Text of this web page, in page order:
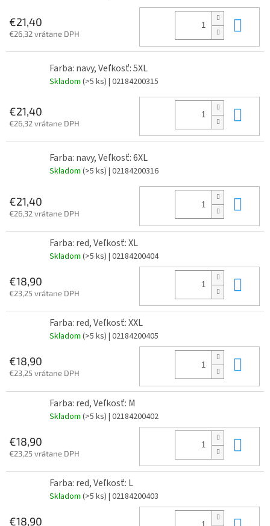
€21,40
€26,32 vrátane DPH
Farba: navy, Veľkosť: 5XL
Skladom (>5 ks) | 02184200315
€21,40
€26,32 vrátane DPH
Farba: navy, Veľkosť: 6XL
Skladom (>5 ks) | 02184200316
€21,40
€26,32 vrátane DPH
Farba: red, Veľkosť: XL
Skladom (>5 ks) | 02184200404
€18,90
€23,25 vrátane DPH
Farba: red, Veľkosť: XXL
Skladom (>5 ks) | 02184200405
€18,90
€23,25 vrátane DPH
Farba: red, Veľkosť: M
Skladom (>5 ks) | 02184200402
€18,90
€23,25 vrátane DPH
Farba: red, Veľkosť: L
Skladom (>5 ks) | 02184200403
€18,90